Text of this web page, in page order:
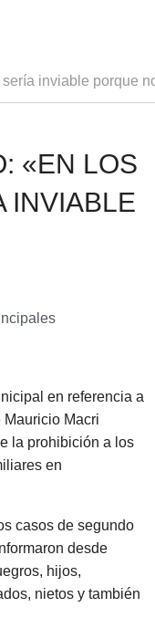
inviable porque
«EN LOS
INVIABLE
en referencia a
Mauricio Macri
la prohibición a los
en
casos de segundo
desde
hijos,
nietos y también